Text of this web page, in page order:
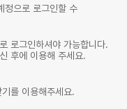
정으로 로그인할 수
로그인하셔야 가능합니다.
후에 이용해 주세요.
를 이용해주세요.